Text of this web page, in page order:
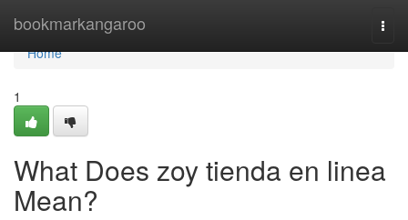
bookmarkangaroo
Home
Home
1
What Does zoy tienda en linea
Mean?